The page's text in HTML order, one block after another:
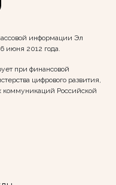
информации Эл
июня 2012 года.
при финансовой
цифрового развития,
коммуникаций Российской